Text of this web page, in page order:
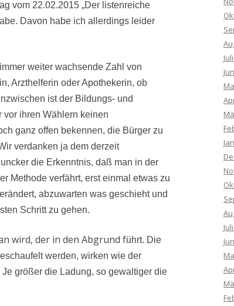
vom 22.02.2015 „Der listenreiche
Davon habe ich allerdings leider
weiter wachsende Zahl von
Arzthelferin oder Apothekerin, ob
ist der Bildungs- und
ihren Wählern keinen
ganz offen bekennen, die Bürger zu
verdanken ja dem derzeit
die Erkenntnis, daß man in der
Methode verfährt, erst einmal etwas zu
abzuwarten was geschieht und
Schritt zu gehen.
wird, der in den Abgrund führt. Die
werden, wirken wie der
größer die Ladung, so gewaltiger die